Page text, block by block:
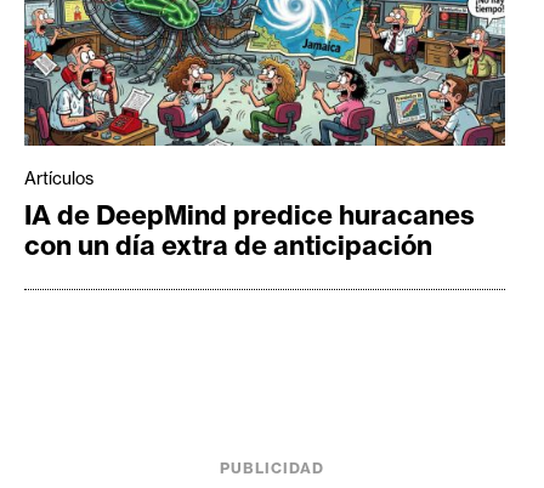
Artículos
IA de DeepMind predice huracanes
con un día extra de anticipación
PUBLICIDAD